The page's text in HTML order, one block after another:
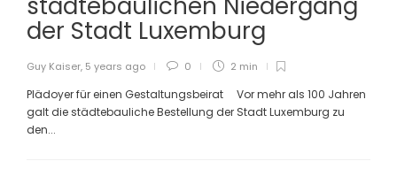
der Stadt Luxemburg
Guy Kaiser, 5 years ago 0 2 min
Plädoyer für einen Gestaltungsbeirat Vor mehr als 100 Jahren
galt die städtebauliche Bestellung der Stadt Luxemburg zu
den...